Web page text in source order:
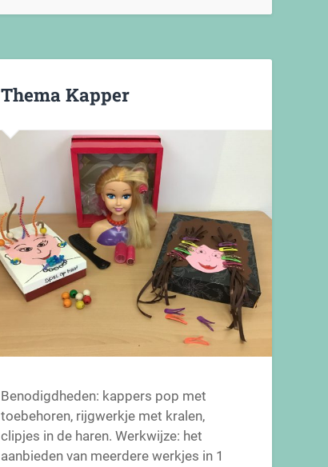
Thema Kapper
Benodigdheden: kappers pop met
toebehoren, rijgwerkje met kralen,
clipjes in de haren. Werkwijze: het
aanbieden van meerdere werkjes in 1